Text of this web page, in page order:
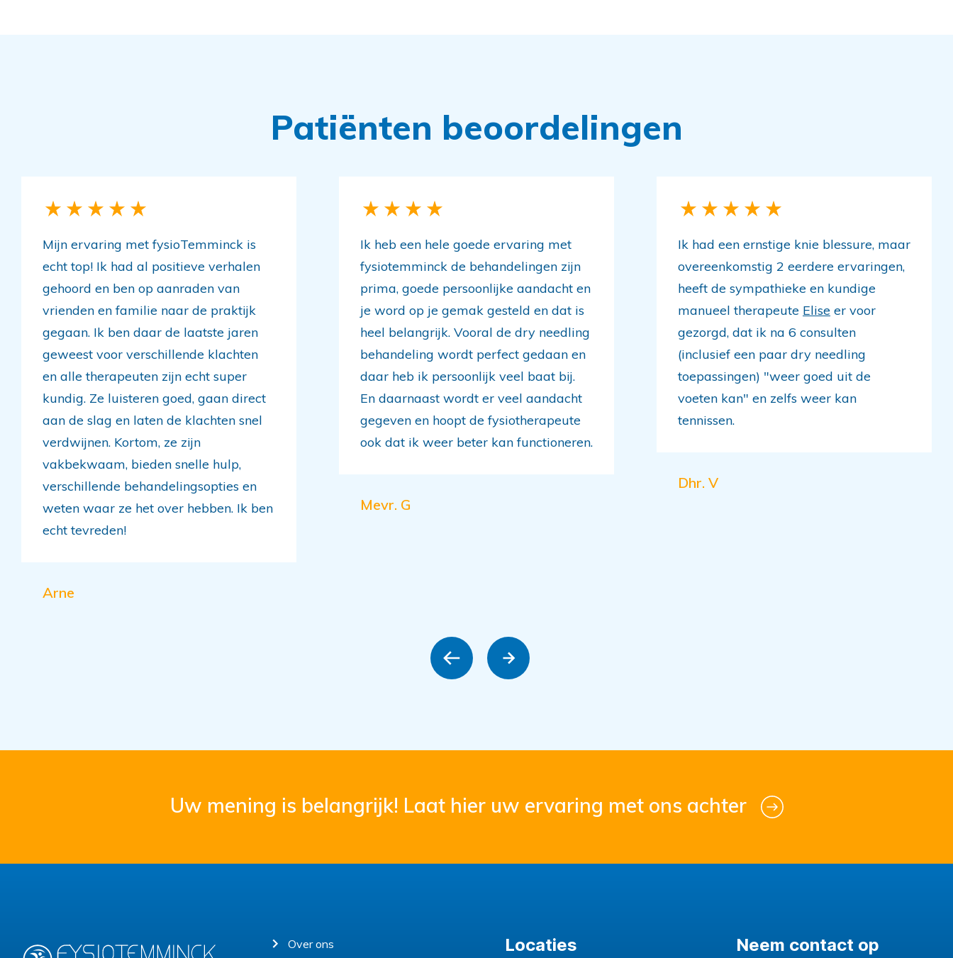
Patiënten beoordelingen
Mijn ervaring met fysioTemminck is
echt top! Ik had al positieve verhalen
gehoord en ben op aanraden van
vrienden en familie naar de praktijk
gegaan. Ik ben daar de laatste jaren
geweest voor verschillende klachten
en alle therapeuten zijn echt super
kundig. Ze luisteren goed, gaan direct
aan de slag en laten de klachten snel
verdwijnen. Kortom, ze zijn
vakbekwaam, bieden snelle hulp,
verschillende behandelingsopties en
weten waar ze het over hebben. Ik ben
echt tevreden!
Arne
Ik heb een hele goede ervaring met
fysiotemminck de behandelingen zijn
prima, goede persoonlijke aandacht en
je word op je gemak gesteld en dat is
heel belangrijk. Vooral de dry needling
behandeling wordt perfect gedaan en
daar heb ik persoonlijk veel baat bij.
En daarnaast wordt er veel aandacht
gegeven en hoopt de fysiotherapeute
ook dat ik weer beter kan functioneren.
Mevr. G
Ik had een ernstige knie blessure, maar
overeenkomstig 2 eerdere ervaringen,
heeft de sympathieke en kundige
manueel therapeute Elise er voor
gezorgd, dat ik na 6 consulten
(inclusief een paar dry needling
toepassingen) "weer goed uit de
voeten kan" en zelfs weer kan
tennissen.
Dhr. V
Uw mening is belangrijk! Laat hier uw ervaring met ons achter
Over ons Locaties Neem contact op